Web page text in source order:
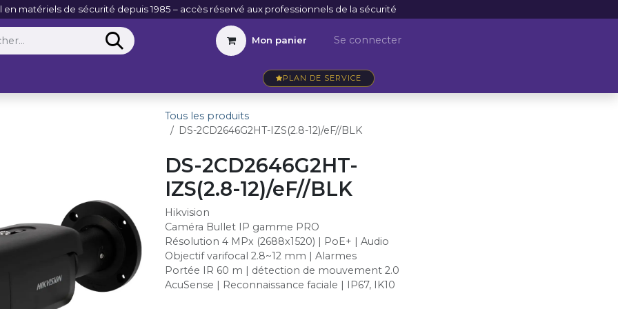
matériels de sécurité depuis 1985 – accès réservé aux professionnels de la sécurité
Mon panier Se connecter
PLAN DE SERVICE
Tous les produits
DS-2CD2646G2HT-IZS(2.8-12)/eF//BLK
DS-2CD2646G2HT-
IZS(2.8-12)/eF//BLK
Hikvision
Caméra Bullet IP gamme PRO
Résolution 4 MPx (2688x1520) | PoE+ | Audio
Objectif varifocal 2.8~12 mm | Alarmes
Portée IR 60 m | détection de mouvement 2.0
AcuSense | Reconnaissance faciale | IP67, IK10